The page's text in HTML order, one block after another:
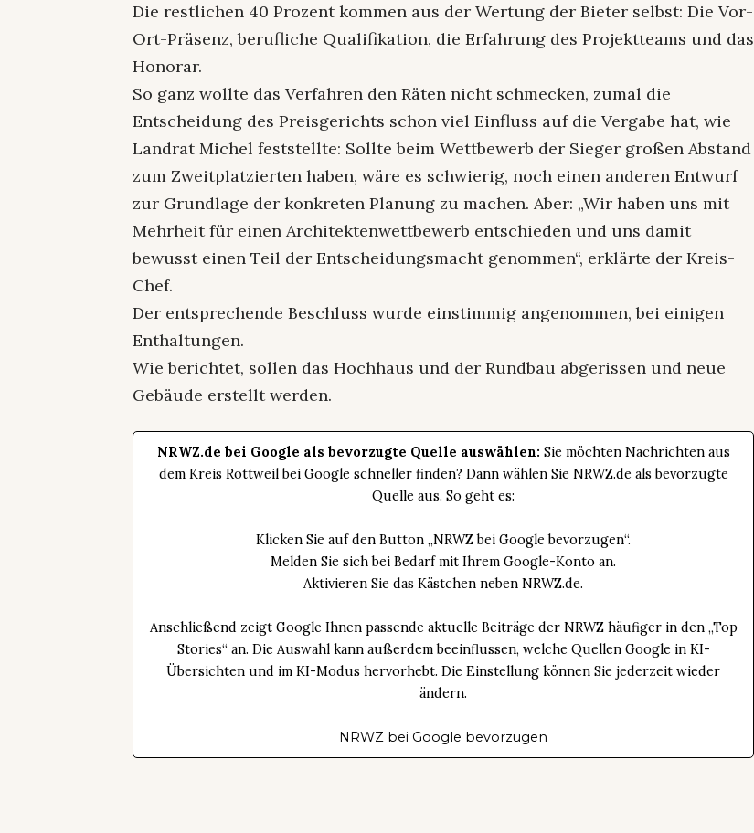
Die restlichen 40 Prozent kommen aus der Wertung der Bieter selbst: Die Vor-
Ort-Präsenz, berufliche Qualifikation, die Erfahrung des Projektteams und das
Honorar.
So ganz wollte das Verfahren den Räten nicht schmecken, zumal die
Entscheidung des Preisgerichts schon viel Einfluss auf die Vergabe hat, wie
Landrat Michel feststellte: Sollte beim Wettbewerb der Sieger großen Abstand
zum Zweitplatzierten haben, wäre es schwierig, noch einen anderen Entwurf
zur Grundlage der konkreten Planung zu machen. Aber: „Wir haben uns mit
Mehrheit für einen Architektenwettbewerb entschieden und uns damit
bewusst einen Teil der Entscheidungsmacht genommen“, erklärte der Kreis-
Chef.
Der entsprechende Beschluss wurde einstimmig angenommen, bei einigen
Enthaltungen.
Wie berichtet, sollen das Hochhaus und der Rundbau abgerissen und neue
Gebäude erstellt werden.
NRWZ.de bei Google als bevorzugte Quelle auswählen: Sie möchten Nachrichten aus
dem Kreis Rottweil bei Google schneller finden? Dann wählen Sie NRWZ.de als bevorzugte
Quelle aus. So geht es:
Klicken Sie auf den Button „NRWZ bei Google bevorzugen“.
Melden Sie sich bei Bedarf mit Ihrem Google-Konto an.
Aktivieren Sie das Kästchen neben NRWZ.de.
Anschließend zeigt Google Ihnen passende aktuelle Beiträge der NRWZ häufiger in den „Top
Stories“ an. Die Auswahl kann außerdem beeinflussen, welche Quellen Google in KI-
Übersichten und im KI-Modus hervorhebt. Die Einstellung können Sie jederzeit wieder
ändern.
NRWZ bei Google bevorzugen